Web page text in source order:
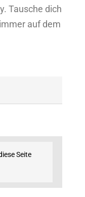
Tausche dich
auf dem
Seite